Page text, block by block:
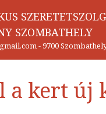
SZOMBATHELY
-9700
a kert új